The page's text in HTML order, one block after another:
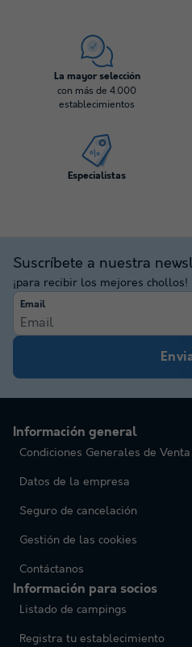
La mayor selección
con más de 4.000
establecimientos
Especialistas
Suscríbete a nuestra
¡para recibir los mejores chollos!
Email
Información general
Condiciones Generales de Venta
Datos de la empresa
Seguro de cancelación
Gestión de las cookies
Contáctanos
Información para socios
Listado de campings
Registra tu establecimiento